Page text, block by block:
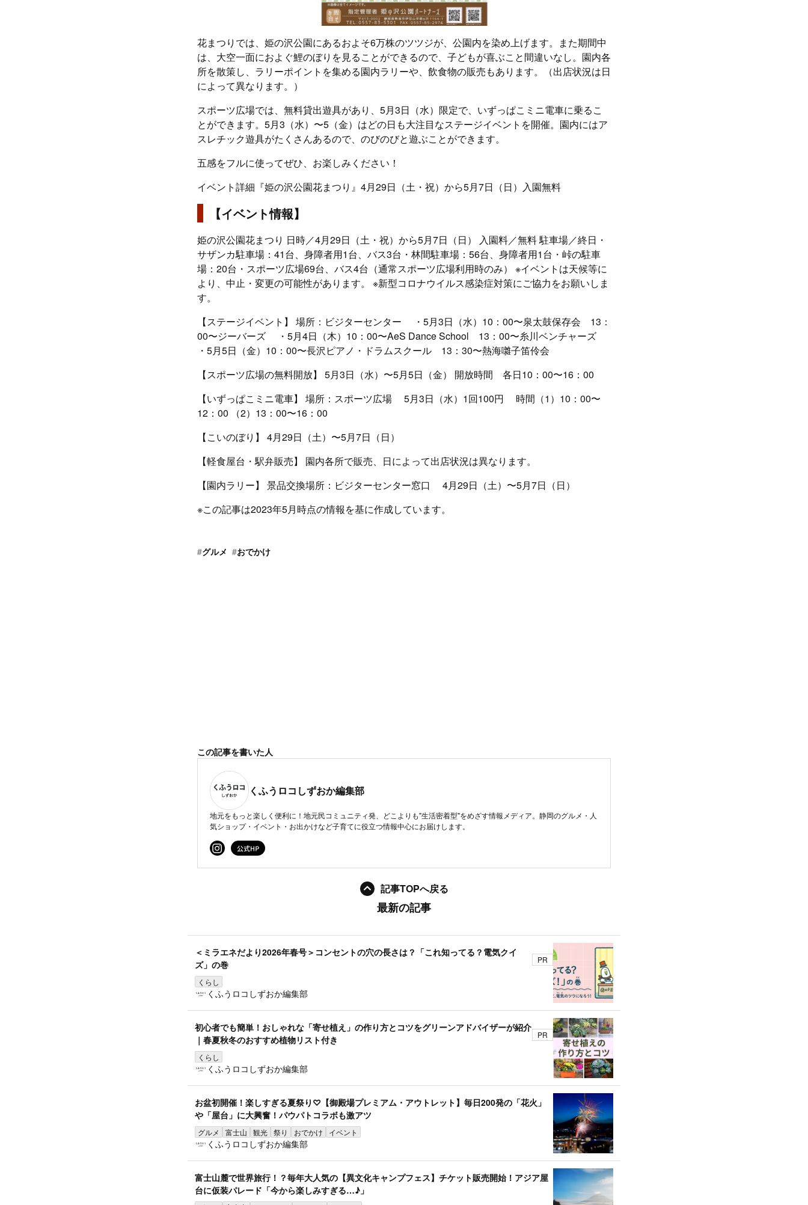
花まつりでは、姫の沢公園にあるおよそ6万株のツツジが、公園内を染め上げます。また期間中
は、大空一面におよぐ鯉のぼりを見ることができるので、子どもが喜ぶこと間違いなし。園内各
所を散策し、ラリーポイントを集める園内ラリーや、飲食物の販売もあります。（出店状況は日
によって異なります。）
スポーツ広場では、無料貸出遊具があり、5月3日（水）限定で、いずっぱこミニ電車に乗るこ
とができます。5月3（水）〜5（金）はどの日も大注目なステージイベントを開催。園内にはア
スレチック遊具がたくさんあるので、のびのびと遊ぶことができます。
五感をフルに使ってぜひ、お楽しみください！
イベント詳細『姫の沢公園花まつり』4月29日（土・祝）から5月7日（日）入園無料
【イベント情報】
姫の沢公園花まつり 日時／4月29日（土・祝）から5月7日（日） 入園料／無料 駐車場／終日・
サザンカ駐車場：41台、身障者用1台、バス3台・林間駐車場：56台、身障者用1台・峠の駐車
場：20台・スポーツ広場69台、バス4台（通常スポーツ広場利用時のみ） ※イベントは天候等に
より、中止・変更の可能性があります。 ※新型コロナウイルス感染症対策にご協力をお願いしま
す。
【ステージイベント】 場所：ビジターセンター ・5月3日（水）10：00〜泉太鼓保存会 13：
00〜ジーバーズ ・5月4日（木）10：00〜AeS Dance School 13：00〜糸川ベンチャーズ
・5月5日（金）10：00〜長沢ピアノ・ドラムスクール 13：30〜熱海囃子笛伶会
【スポーツ広場の無料開放】 5月3日（水）〜5月5日（金） 開放時間 各日10：00〜16：00
【いずっぱこミニ電車】 場所：スポーツ広場 5月3日（水）1回100円 時間（1）10：00〜
12：00 （2）13：00〜16：00
【こいのぼり】 4月29日（土）〜5月7日（日）
【軽食屋台・駅弁販売】 園内各所で販売、日によって出店状況は異なります。
【園内ラリー】 景品交換場所：ビジターセンター窓口 4月29日（土）〜5月7日（日）
※この記事は2023年5月時点の情報を基に作成しています。
#グルメ #おでかけ
この記事を書いた人
くふうロコしずおか編集部
地元をもっと楽しく便利に！地元民コミュニティ発、どこよりも"生活密着型"をめざす情報メディア。静岡のグルメ・人
気ショップ・イベント・お出かけなど子育てに役立つ情報中心にお届けします。
記事TOPへ戻る
最新の記事
＜ミラエネだより2026年春号＞コンセントの穴の長さは？「これ知ってる？電気クイ
ズ」の巻
くらし
くふうロコしずおか編集部
PR
初心者でも簡単！おしゃれな「寄せ植え」の作り方とコツをグリーンアドバイザーが紹介
｜春夏秋冬のおすすめ植物リスト付き
くらし
くふうロコしずおか編集部
PR
お盆初開催！楽しすぎる夏祭り♡【御殿場プレミアム・アウトレット】毎日200発の「花火」
や「屋台」に大興奮！パウパトコラボも激アツ
グルメ 富士山 観光 祭り おでかけ イベント
くふうロコしずおか編集部
富士山麓で世界旅行！？毎年大人気の【異文化キャンプフェス】チケット販売開始！アジア屋
台に仮装パレード「今から楽しみすぎる…♪」